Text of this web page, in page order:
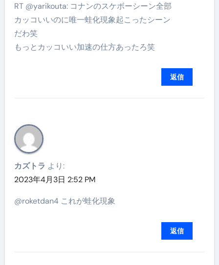
RT @yarikouta: コナンのスケボーシーン全部
カッコいいのに唯一蛙化現象起こったシーン
だわ笑
もっとカッコいい加速の仕方あったろ笑
返信
カズトラ より:
2023年4月3日 2:52 PM
@roketdan4 これが蛙化現象
返信